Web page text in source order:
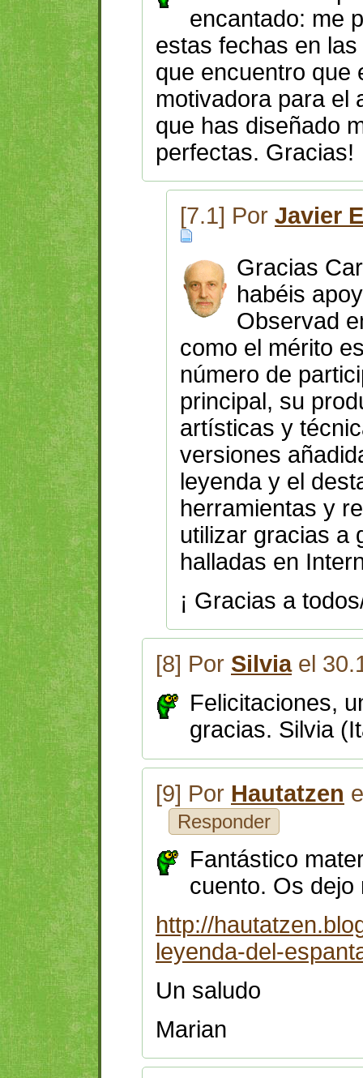
encantado: me
estas fechas en
que encuentro que
motivadora para el
que has diseñado
perfectas. Gracias!
[7.1] Por Javier
Gracias
habéis
Observad
como el mérito
número de
principal, su
artísticas y
versiones
leyenda y el
herramientas y
utilizar gracias a
halladas en
¡ Gracias a
[8] Por Silviael
Felicitaciones,
gracias. Silvia
[9] Por Hautatzen
Responder
Fantástico
cuento. Os dejo
http://
leyenda-del-
Un saludo
Marian